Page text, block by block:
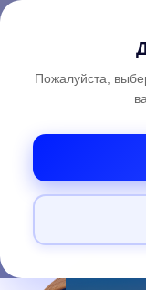
Пожалуйста,